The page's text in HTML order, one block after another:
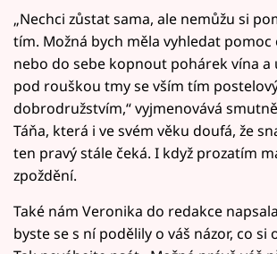
„Nechci zůstat sama, ale nemůžu si
tím. Možná bych měla vyhledat
nebo do sebe kopnout pohárek vína a
pod rouškou tmy se vším tím
dobrodružstvím,“ vyjmenovává
Táňa, která i ve svém věku doufá, že
ten pravý stále čeká. I když prozatím
zpoždění.
Také nám Veronika do redakce
byste se s ní podělily o váš názor, co si